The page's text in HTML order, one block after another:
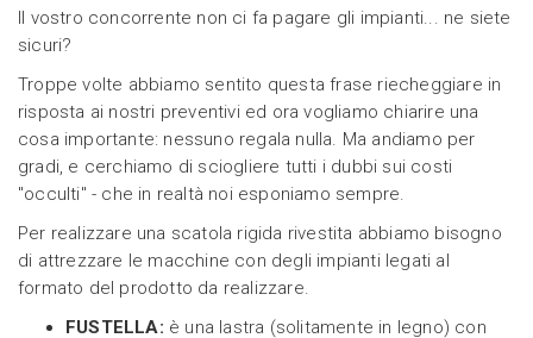
Il vostro concorrente non ci fa pagare gli impianti... ne siete
sicuri?
Troppe volte abbiamo sentito questa frase riecheggiare in
risposta ai nostri preventivi ed ora vogliamo chiarire una
cosa importante: nessuno regala nulla. Ma andiamo per
gradi, e cerchiamo di sciogliere tutti i dubbi sui costi
"occulti" - che in realtà noi esponiamo sempre.
Per realizzare una scatola rigida rivestita abbiamo bisogno
di attrezzare le macchine con degli impianti legati al
formato del prodotto da realizzare.
FUSTELLA: è una lastra (solitamente in legno) con